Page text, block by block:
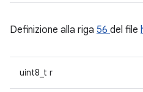
Definizione alla riga 56 del file
uint8_t r